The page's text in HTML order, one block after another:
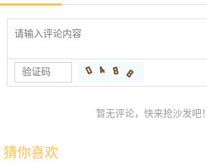
暂无评论，快来抢沙发吧！
猜你喜欢